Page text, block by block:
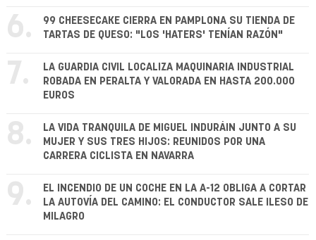
6.
99 CHEESECAKE CIERRA EN PAMPLONA SU TIENDA DE
TARTAS DE QUESO: "LOS 'HATERS' TENÍAN RAZÓN"
7.
LA GUARDIA CIVIL LOCALIZA MAQUINARIA INDUSTRIAL
ROBADA EN PERALTA Y VALORADA EN HASTA 200.000
EUROS
8.
LA VIDA TRANQUILA DE MIGUEL INDURÁIN JUNTO A SU
MUJER Y SUS TRES HIJOS: REUNIDOS POR UNA
CARRERA CICLISTA EN NAVARRA
9.
EL INCENDIO DE UN COCHE EN LA A-12 OBLIGA A CORTAR
LA AUTOVÍA DEL CAMINO: EL CONDUCTOR SALE ILESO DE
MILAGRO